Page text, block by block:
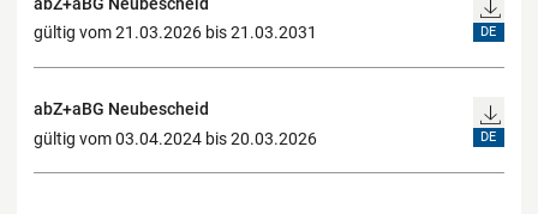
gültig vom 21.03.2026 bis 21.03.2031
DE
abZ+aBG Neubescheid
gültig vom 03.04.2024 bis 20.03.2026
DE